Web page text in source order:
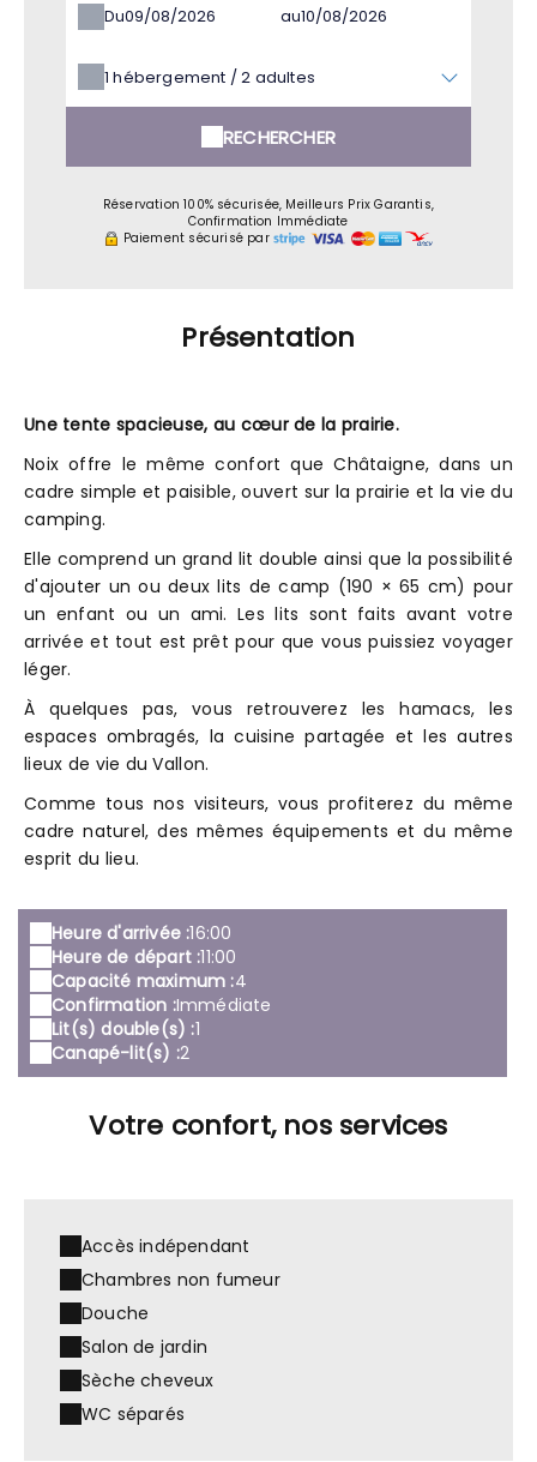
Du au
1hébergement /2 adultes
RECHERCHER
Réservation 100% sécurisée, Meilleurs Prix Garantis,
Confirmation Immédiate
Paiement sécurisé par
Présentation
Une tente spacieuse, au cœur de la prairie.
Noix offre le même confort que Châtaigne, dans un
cadre simple et paisible, ouvert sur la prairie et la vie du
camping.
Elle comprend un grand lit double ainsi que la possibilité
d'ajouter un ou deux lits de camp (190 × 65 cm) pour
un enfant ou un ami. Les lits sont faits avant votre
arrivée et tout est prêt pour que vous puissiez voyager
léger.
À quelques pas, vous retrouverez les hamacs, les
espaces ombragés, la cuisine partagée et les autres
lieux de vie du Vallon.
Comme tous nos visiteurs, vous profiterez du même
cadre naturel, des mêmes équipements et du même
esprit du lieu.
Heure d'arrivée :16:00
Heure de départ :11:00
Capacité maximum :4
Confirmation :Immédiate
Lit(s) double(s) :1
Canapé-lit(s) :2
Votre confort, nos services
Accès indépendant
Chambres non fumeur
Douche
Salon de jardin
Sèche cheveux
WC séparés